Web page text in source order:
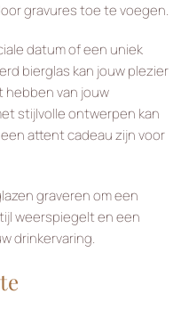
gravures toe te voegen.
datum of een uniek
bierglas kan jouw plezier
hebben van jouw
stijlvolle ontwerpen kan
attent cadeau zijn voor
graveren om een
weerspiegelt en een
drinkervaring.